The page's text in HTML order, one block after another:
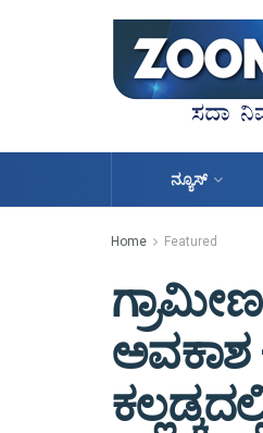
ನ್ಯೂಸ್
Home Featured
ಅವಕಾಶ